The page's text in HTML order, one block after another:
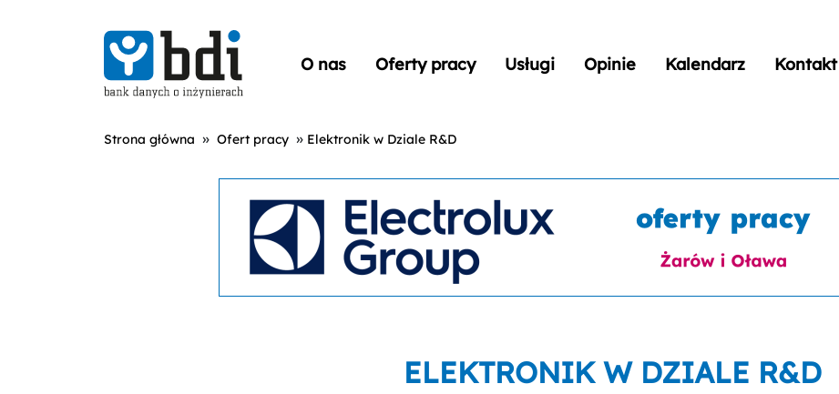
O nas Oferty pracy Usługi Opinie Kalendarz Kontakt
Strona główna » Ofert pracy » Elektronik w Dziale R&D
ELEKTRONIK W DZIALE R&D